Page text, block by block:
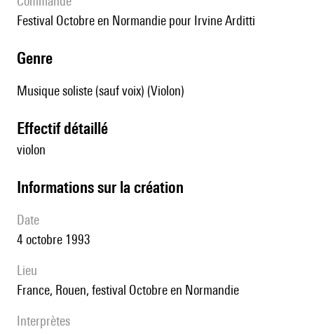
festival Octobre en Normandie pour Irvine Arditti
genre
Musique soliste (sauf voix) (Violon)
effectif détaillé
violon
informations sur la création
date
4 octobre 1993
lieu
France, Rouen, festival Octobre en Normandie
interprètes